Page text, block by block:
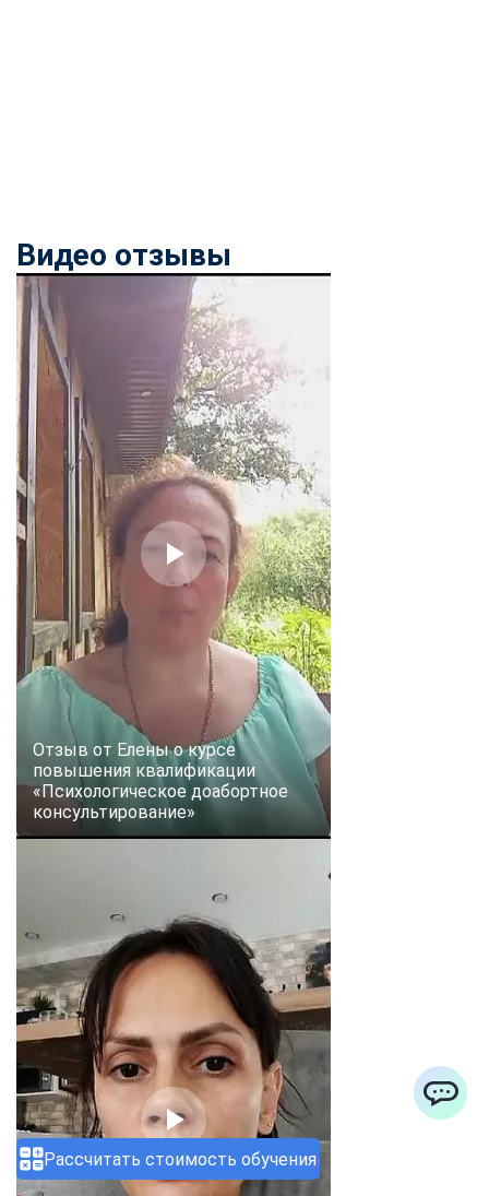
Рассчитать стоимость обучения
Видео отзывы
Отзыв от Елены о курсе
повышения квалификации
«Психологическое доабортное
консультирование»
Мессенджеры
Свяжитесь с нами через любой удобный мессенджер!
Telegram
Vkontakte EMail
Max
ChatApp